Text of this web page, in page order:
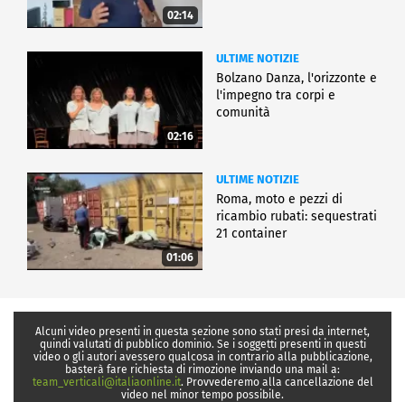
02:14
02:16
ULTIME NOTIZIE
Bolzano Danza, l'orizzonte e
l'impegno tra corpi e
comunità
01:06
ULTIME NOTIZIE
Roma, moto e pezzi di
ricambio rubati: sequestrati
21 container
Alcuni video presenti in questa sezione sono stati presi da internet,
quindi valutati di pubblico dominio. Se i soggetti presenti in questi
video o gli autori avessero qualcosa in contrario alla pubblicazione,
basterà fare richiesta di rimozione inviando una mail a:
team_verticali@italiaonline.it. Provvederemo alla cancellazione del
video nel minor tempo possibile.